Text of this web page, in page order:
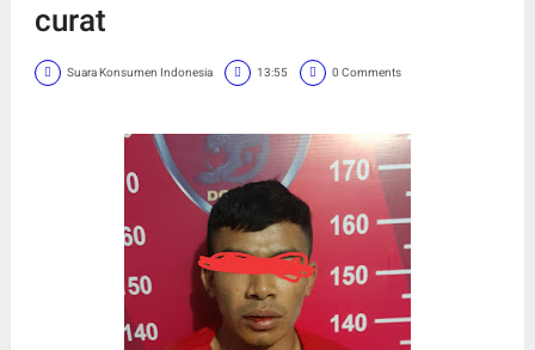
curat
Suara Konsumen Indonesia 13:55 0 Comments